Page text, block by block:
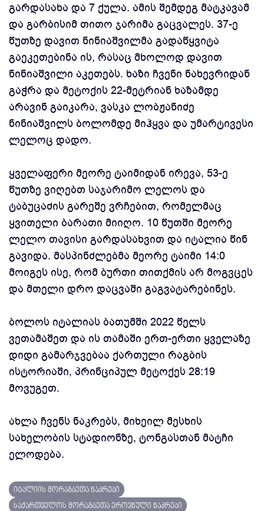
გარდასახა და 7 ქულა. ამის შემდეგ მატკავამ
და გარბისიმ თითო ჯარიმა გაცვალეს. 37-ე
წუთზე დავით ნინიაშვილმა გადაწყვიტა
გაეკეთებინა ის, რასაც მხოლოდ დავით
ნინიაშვილი აკეთებს. ხაზი ჩვენი ნახევრიდან
გაჭრა და მეტოქის 22-მეტრიან ხაზამდე
არავინ გაიკარა, ვასკა ლობჟანიძე
ნინიაშვილს ბოლომდე მიჰყვა და უმარტივესი
ლელოც დადო.
ყველაფერი მეორე ტაიმიდან ირევა, 53-ე
წუთზე ვიღებთ საჯარიმო ლელოს და
ტაბუცაძის გარეშე ვრჩებით, რომელმაც
ყვითელი ბარათი მიიღო. 10 წუთში მეორე
ლელო თავისი გარდასახვით და იტალია წინ
გავიდა. მასპინძლებმა მეორე ტაიმი 14:0
მოიგეს ისე, რომ ბურთი თითქმის არ მოგვცეს
და მთელი დრო დაცვაში გაგვატარებინეს.
ბოლოს იტალიას ბათუმში 2022 წელს
ვეთამაშეთ და ის თამაში ერთ-ერთი ყველაზე
დიდი გამარჯვებაა ქართული რაგბის
ისტორიაში, პრინციპულ მეტოქეს 28:19
მოვუგეთ.
ახლა ჩვენს ნაკრებს, მიხეილ მესხის
სახელობის სტადიონზე, ტონგასთან მატჩი
ელოდება.
იტალიის მორაგბეთა ნაკრები
საქართველოს მორაგბეთა ეროვნული ნაკრები